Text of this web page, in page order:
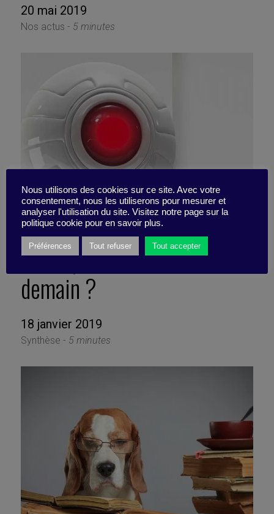
20 mai 2019
Nos actus - 5 minutes
IA : à quoi s’attendre
demain ?
18 janvier 2019
Synthèse - 5 minutes
Nous utilisons des cookies sur ce site. Avec votre
consentement, nous les utiliserons pour mesurer et
analyser l'utilisation du site. Visitez notre page sur la
politique cookie pour en savoir plus.
Préférences Tout refuser Tout accepter